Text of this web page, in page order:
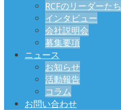
RCFのリーダーたち
インタビュー
会社説明会
募集要項
ニュース
お知らせ
活動報告
コラム
お問い合わせ